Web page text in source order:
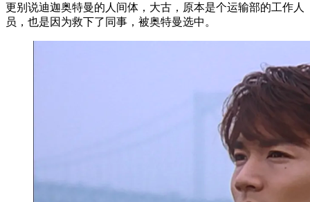
更别说迪迦奥特曼的人间体，大古，原本是个运输部的工作人
员，也是因为救下了同事，被奥特曼选中。